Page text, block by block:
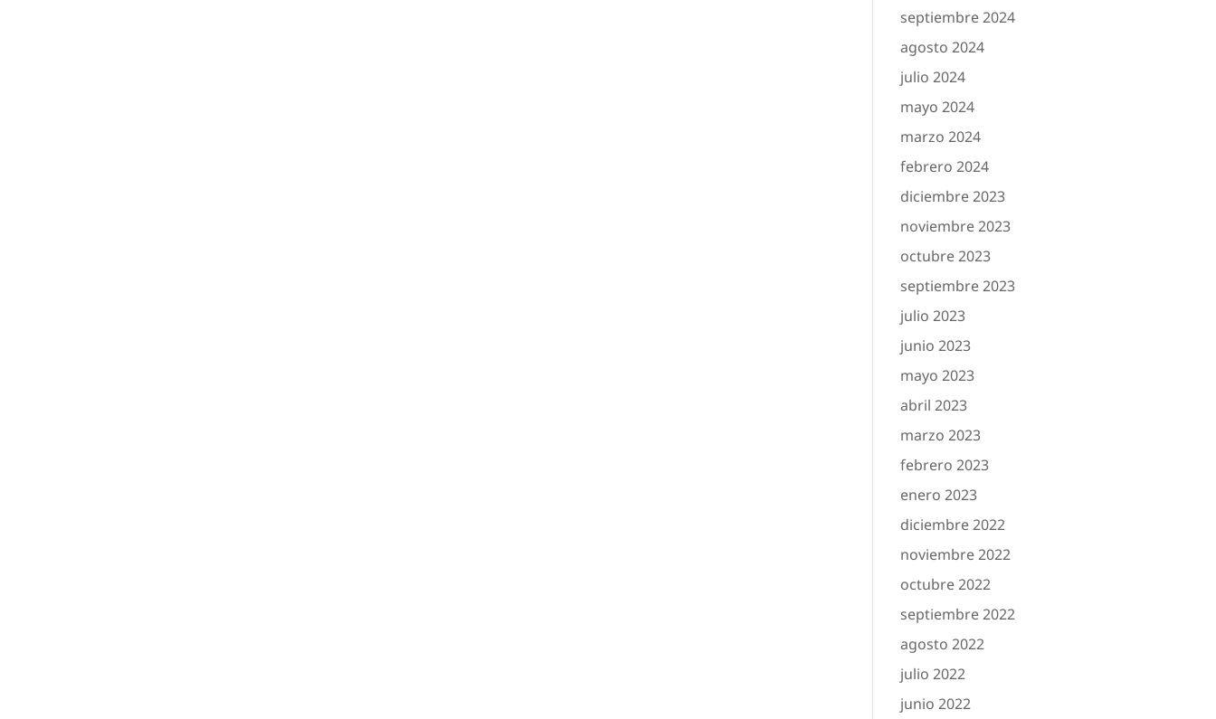
septiembre 2024
agosto 2024
julio 2024
mayo 2024
marzo 2024
febrero 2024
diciembre 2023
noviembre 2023
octubre 2023
septiembre 2023
julio 2023
junio 2023
mayo 2023
abril 2023
marzo 2023
febrero 2023
enero 2023
diciembre 2022
noviembre 2022
octubre 2022
septiembre 2022
agosto 2022
julio 2022
junio 2022